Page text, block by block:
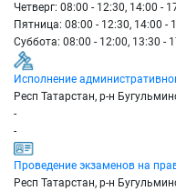
Четверг: 08:00 - 12:30, 14:00 -
Пятница: 08:00 - 12:30, 14:00 -
Суббота: 08:00 - 12:00, 13:30 -
Исполнение
Респ Татарстан, р-н
-
-
Проведение экзаменов на
Респ Татарстан, р-н